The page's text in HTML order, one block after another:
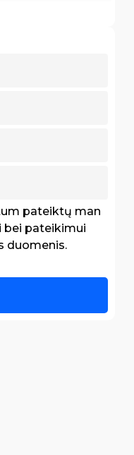
pateiktų man
bei pateikimui
duomenis.